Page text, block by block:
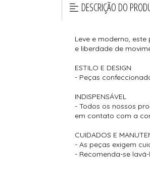
DESCRIÇÃO DO
Leve e moderno,
e liberdade de
ESTILO E DESIGN
- Peças
INDISPENSÁVEL
- Todos os nossos
em contato com a
CUIDADOS E
- As peças exigem
- Recomenda-se